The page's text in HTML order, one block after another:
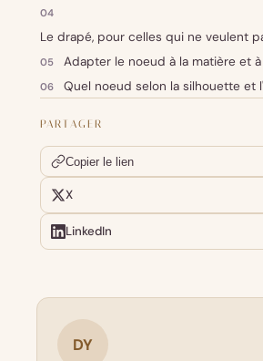
Le drapé, pour celles qui ne veulent
Adapter le noeud à la matière et
Quel noeud selon la silhouette et
PARTAGER
Copier le lien
X
LinkedIn
DY